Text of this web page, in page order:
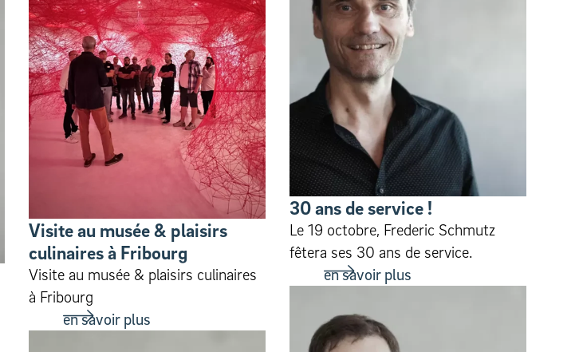
Visite au musée & plaisirs
culinaires à Fribourg
Visite au musée & plaisirs culinaires
à Fribourg
en savoir plus
30 ans de service !
Le 19 octobre, Frederic Schmutz
fêtera ses 30 ans de service.
en savoir plus